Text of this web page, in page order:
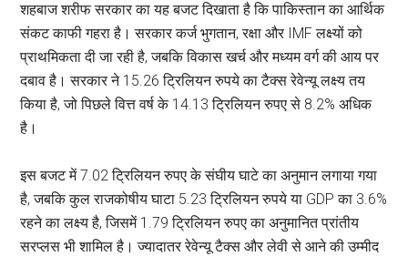
शहबाज शरीफ सरकार का यह बजट दिखाता है कि पाकिस्तान का आर्थिक
संकट काफी गहरा है। सरकार कर्ज भुगतान, रक्षा और IMF लक्ष्यों को
प्राथमिकता दी जा रही है, जबकि विकास खर्च और मध्यम वर्ग की आय पर
दबाव है। सरकार ने 15.26 ट्रिलियन रुपये का टैक्स रेवेन्यू लक्ष्य तय
किया है, जो पिछले वित्त वर्ष के 14.13 ट्रिलियन रुपए से 8.2% अधिक
है।
इस बजट में 7.02 ट्रिलियन रुपए के संघीय घाटे का अनुमान लगाया गया
है, जबकि कुल राजकोषीय घाटा 5.23 ट्रिलियन रुपये या GDP का 3.6%
रहने का लक्ष्य है, जिसमें 1.79 ट्रिलियन रुपए का अनुमानित प्रांतीय
सरप्लस भी शामिल है। ज्यादातर रेवेन्यू टैक्स और लेवी से आने की उम्मीद